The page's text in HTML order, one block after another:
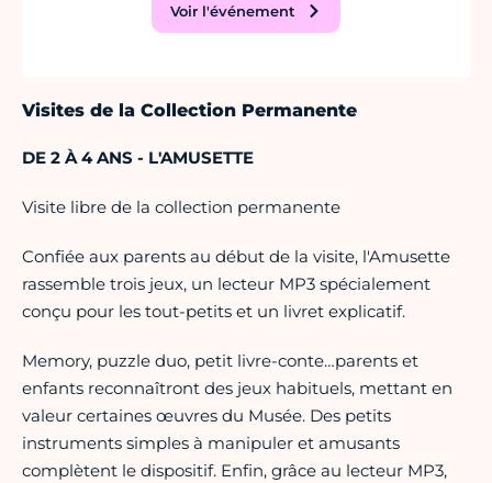
Voir l'événement
Visites de la Collection Permanente
DE 2 À 4 ANS - L'AMUSETTE
Visite libre de la collection permanente
Confiée aux parents au début de la visite, l'Amusette
rassemble trois jeux, un lecteur MP3 spécialement
conçu pour les tout-petits et un livret explicatif.
Memory, puzzle duo, petit livre-conte…parents et
enfants reconnaîtront des jeux habituels, mettant en
valeur certaines œuvres du Musée. Des petits
instruments simples à manipuler et amusants
complètent le dispositif. Enfin, grâce au lecteur MP3,